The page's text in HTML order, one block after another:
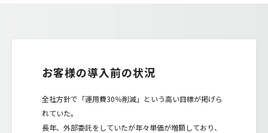
お客様の導入前の状況
全社方針で「運用費30％削減」という高い目標が掲げら
れていた。
長年、外部委託をしていたが年々単価が増額しており、